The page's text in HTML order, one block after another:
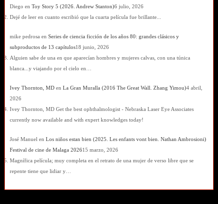
Diego en Toy Story 5 (2026. Andrew Stanton)6 julio, 2026
Dejé de leer en cuanto escribió que la cuarta película fue brillante...
mike pedrosa en Series de ciencia ficción de los años 80: grandes clásicos y
subproductos de 13 capítulos18 junio, 2026
Alguien sabe de una en que aparecían hombres y mujeres calvas, con una túnica
blanca...y viajando por el cielo en…
Ivey Thornton, MDen La Gran Muralla (2016 The Great Wall. Zhang Yimou)4 abril,
2026
Ivey Thornton, MD Get the best ophthalmologist - Nebraska Laser Eye Associates
currently now available and with expert knowledges today!
José Manuel en Los niños estan bien (2025. Les enfants vont bien. Nathan Ambrosioni)
Festival de cine de Malaga 202615 marzo, 2026
Magnífica película; muy completa en el retrato de una mujer de verso libre que se
repente tiene que lidiar y…